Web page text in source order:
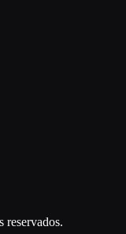
reservados.